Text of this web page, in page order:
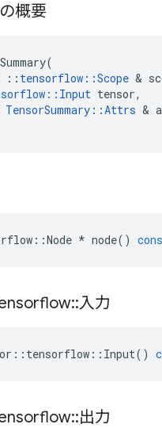
概要
(
:: tensorflow ::Scope &
:: Input tensor,
TensorSummary ::Attrs &
::Node * node()
::入力
:: tensorflow :: Input()
::出力